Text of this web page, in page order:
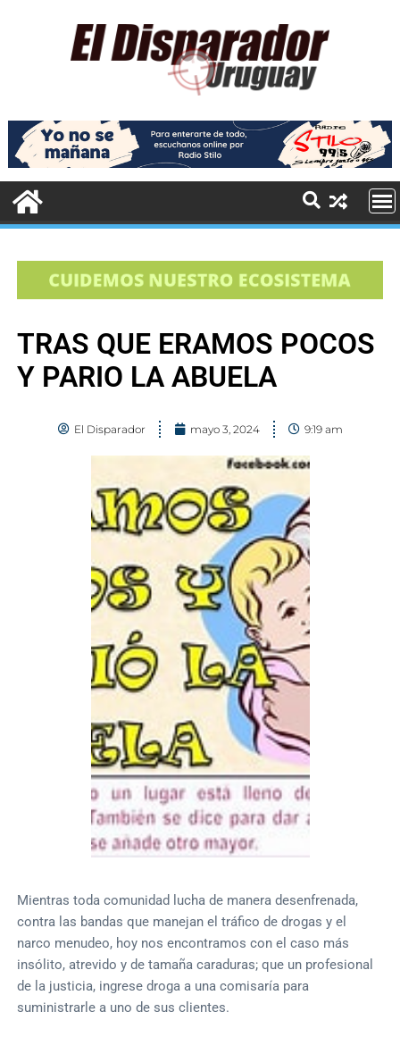
TRAS QUE ERAMOS POCOS
Y PARIO LA ABUELA
El Disparador mayo 3, 2024 9:19 am
Mientras toda comunidad lucha de manera desenfrenada,
contra las bandas que manejan el tráfico de drogas y el
narco menudeo, hoy nos encontramos con el caso más
insólito, atrevido y de tamaña caraduras; que un profesional
de la justicia, ingrese droga a una comisaría para
suministrarle a uno de sus clientes.